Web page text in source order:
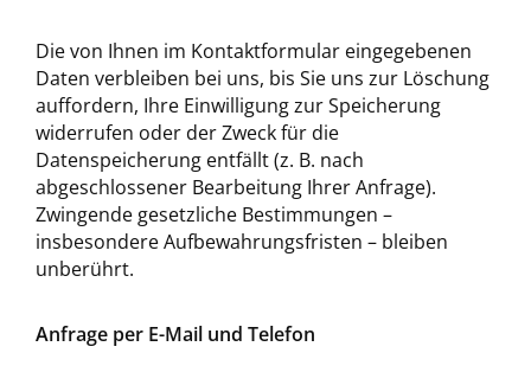
Die von Ihnen im Kontaktformular eingegebenen
Daten verbleiben bei uns, bis Sie uns zur Löschung
auffordern, Ihre Einwilligung zur Speicherung
widerrufen oder der Zweck für die
Datenspeicherung entfällt (z. B. nach
abgeschlossener Bearbeitung Ihrer Anfrage).
Zwingende gesetzliche Bestimmungen –
insbesondere Aufbewahrungsfristen – bleiben
unberührt.
Anfrage per E-Mail und Telefon